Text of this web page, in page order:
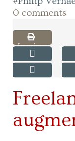
0 comments
Imprimer